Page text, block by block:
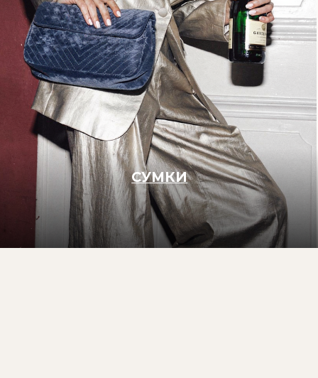
© 2021-2026 TWO EAGLES, все права защищены
сб-вс: выходные
РАБОТЫ
Правовая информация
ПОДПИСАТЬСЯ НА РАССЫЛКУ
Отправить
Нажимая кнопку, вы соглашаетесь
политикой обработки данных